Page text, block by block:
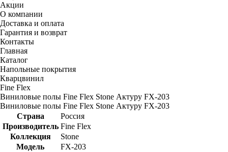
Акции
О компании
Доставка и оплата
Гарантия и возврат
Контакты
Главная
Каталог
Напольные покрытия
Кварцвинил
Fine Flex
Виниловые полы Fine Flex Stone Актуру FX-203
Виниловые полы Fine Flex Stone Актуру FX-203
Страна
Россия
Производитель Fine Flex
Коллекция
Stone
Модель
FX-203